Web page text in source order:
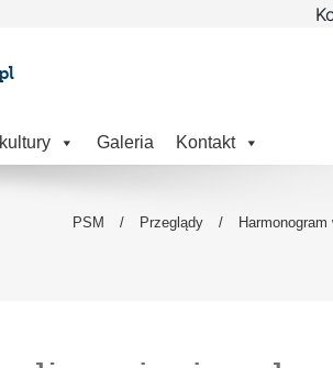
Galeria Kontakt
PSM / Przeglądy /